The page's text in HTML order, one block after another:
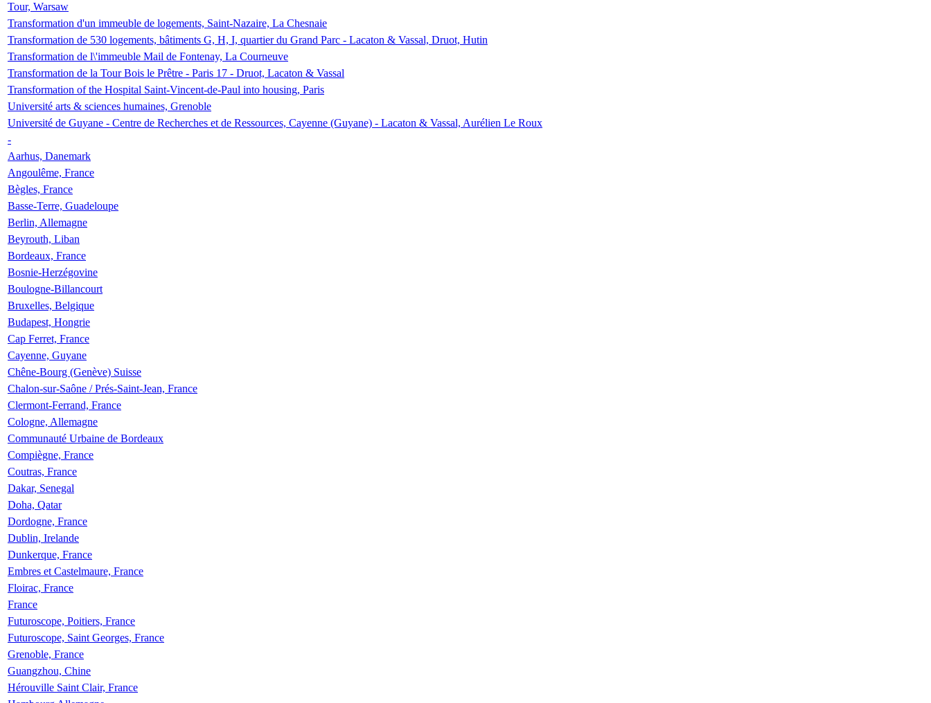
Tour, Warsaw
Transformation d'un immeuble de logements, Saint-Nazaire, La Chesnaie
Transformation de 530 logements, bâtiments G, H, I, quartier du Grand Parc - Lacaton & Vassal, Druot, Hutin
Transformation de l\'immeuble Mail de Fontenay, La Courneuve
Transformation de la Tour Bois le Prêtre - Paris 17 - Druot, Lacaton & Vassal
Transformation of the Hospital Saint-Vincent-de-Paul into housing, Paris
Université arts & sciences humaines, Grenoble
Université de Guyane - Centre de Recherches et de Ressources, Cayenne (Guyane) - Lacaton & Vassal, Aurélien Le Roux
-
Aarhus, Danemark
Angoulême, France
Bègles, France
Basse-Terre, Guadeloupe
Berlin, Allemagne
Beyrouth, Liban
Bordeaux, France
Bosnie-Herzégovine
Boulogne-Billancourt
Bruxelles, Belgique
Budapest, Hongrie
Cap Ferret, France
Cayenne, Guyane
Chêne-Bourg (Genève) Suisse
Chalon-sur-Saône / Prés-Saint-Jean, France
Clermont-Ferrand, France
Cologne, Allemagne
Communauté Urbaine de Bordeaux
Compiègne, France
Coutras, France
Dakar, Senegal
Doha, Qatar
Dordogne, France
Dublin, Irelande
Dunkerque, France
Embres et Castelmaure, France
Floirac, France
France
Futuroscope, Poitiers, France
Futuroscope, Saint Georges, France
Grenoble, France
Guangzhou, Chine
Hérouville Saint Clair, France